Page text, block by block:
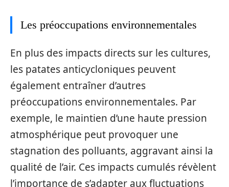
Les préoccupations environnementales
En plus des impacts directs sur les cultures,
les patates anticycloniques peuvent
également entraîner d’autres
préoccupations environnementales. Par
exemple, le maintien d’une haute pression
atmosphérique peut provoquer une
stagnation des polluants, aggravant ainsi la
qualité de l’air. Ces impacts cumulés révèlent
l’importance de s’adapter aux fluctuations